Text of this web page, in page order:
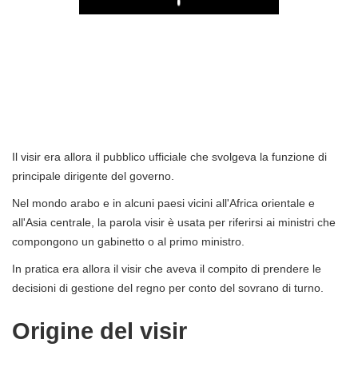
Play
Il visir era allora il pubblico ufficiale che svolgeva la funzione di
principale dirigente del governo.
Nel mondo arabo e in alcuni paesi vicini all'Africa orientale e
all'Asia centrale, la parola visir è usata per riferirsi ai ministri che
compongono un gabinetto o al primo ministro.
In pratica era allora il visir che aveva il compito di prendere le
decisioni di gestione del regno per conto del sovrano di turno.
Origine del visir